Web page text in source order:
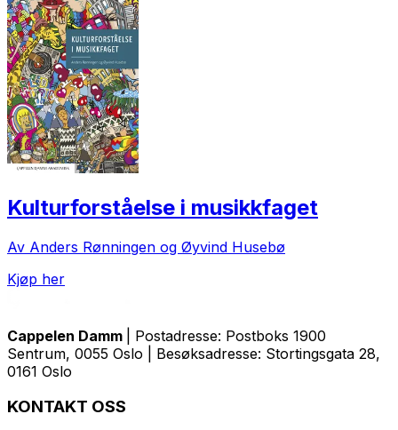
Kulturforståelse i musikkfaget
Av Anders Rønningen og Øyvind Husebø
Kjøp her
Cappelen Damm
| Postadresse: Postboks 1900
Sentrum, 0055 Oslo | Besøksadresse: Stortingsgata 28,
0161 Oslo
KONTAKT OSS